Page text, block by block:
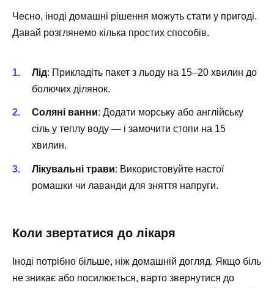
Чесно, іноді домашні рішення можуть стати у пригоді.
Давай розглянемо кілька простих способів.
Лід: Прикладіть пакет з льоду на 15–20 хвилин до
болючих ділянок.
Соляні ванни: Додати морську або англійську
сіль у теплу воду — і замочити стопи на 15
хвилин.
Лікувальні трави: Використовуйте настої
ромашки чи лаванди для зняття напруги.
Коли звертатися до лікаря
Іноді потрібно більше, ніж домашній догляд. Якщо біль
не зникає або посилюється, варто звернутися до